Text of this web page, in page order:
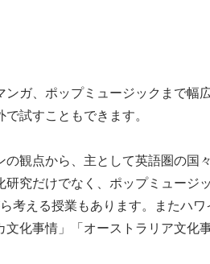
ガ、ポップミュージックまで幅
試すこともできます。
観点から、主として英語圏の国
究だけでなく、ポップミュージ
考える授業もあります。またハワ
化事情」「オーストラリア文化事